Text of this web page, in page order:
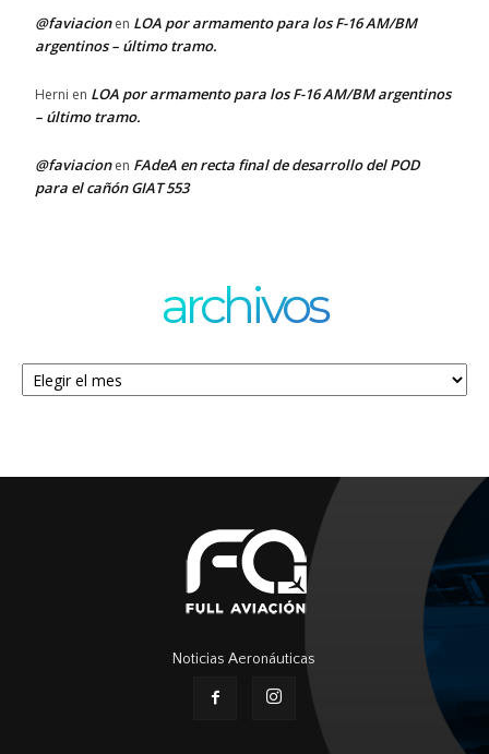
@faviacionen LOA por armamento para los F-16 AM/BM
argentinos – último tramo.
Herni en LOA por armamento para los F-16 AM/BM argentinos
– último tramo.
@faviacionen FAdeA en recta final de desarrollo del POD
para el cañón GIAT 553
archivos
Archivos
Noticias Aeronáuticas